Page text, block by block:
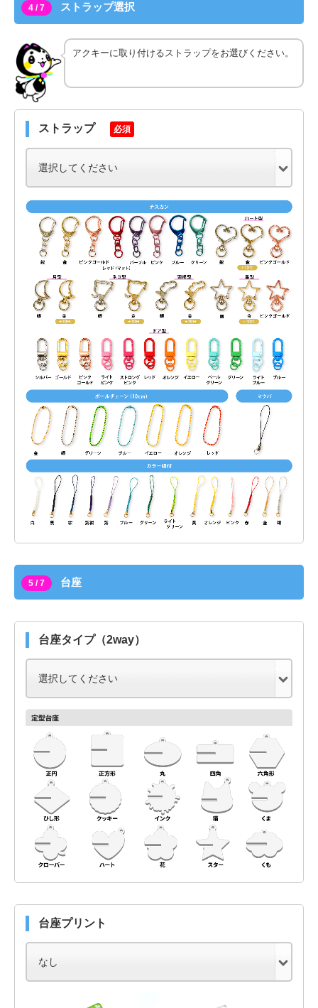
4 / 7 ストラップ選択
アクキーに取り付けるストラップをお選びください。
ストラップ 必須
5 / 7 台座
台座タイプ（2way）
台座プリント